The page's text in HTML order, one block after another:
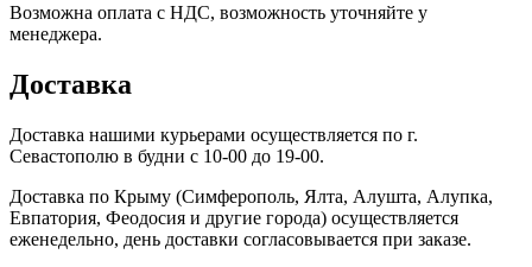
Возможна оплата с НДС, возможность уточняйте у
менеджера.
Доставка
Доставка нашими курьерами осуществляется по г.
Севастополю в будни с 10-00 до 19-00.
Доставка по Крыму (Симферополь, Ялта, Алушта, Алупка,
Евпатория, Феодосия и другие города) осуществляется
еженедельно, день доставки согласовывается при заказе.